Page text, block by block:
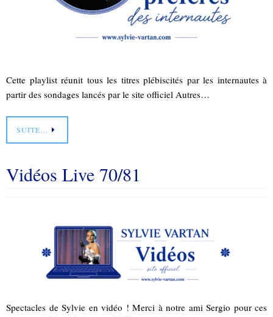
Cette playlist réunit tous les titres plébiscités par les internautes à
partir des sondages lancés par le site officiel Autres…
SUITE…
Vidéos Live 70/81
Spectacles de Sylvie en vidéo ! Merci à notre ami Sergio pour ces